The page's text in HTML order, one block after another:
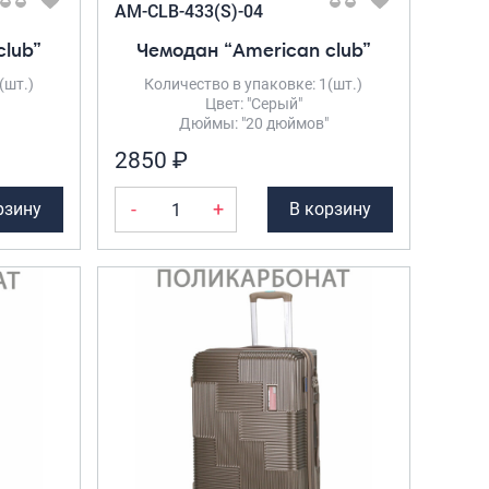
Рюкзаки городские
Рюкзаки школьные
Рюкзаки подростковые
Ранцы школьные
Рюкзаки туристические
Рюкзаки на колесах
ШОППЕРЫ
Кейсы и планшеты
Кейсы
Планшеты
AM-CLB-433(S)-04
Чемодан “American club”
Количество в упаковке: 1(шт.)
Цвет: "Серый"
Дюймы: "20 дюймов"
2850 ₽
- + В корзину